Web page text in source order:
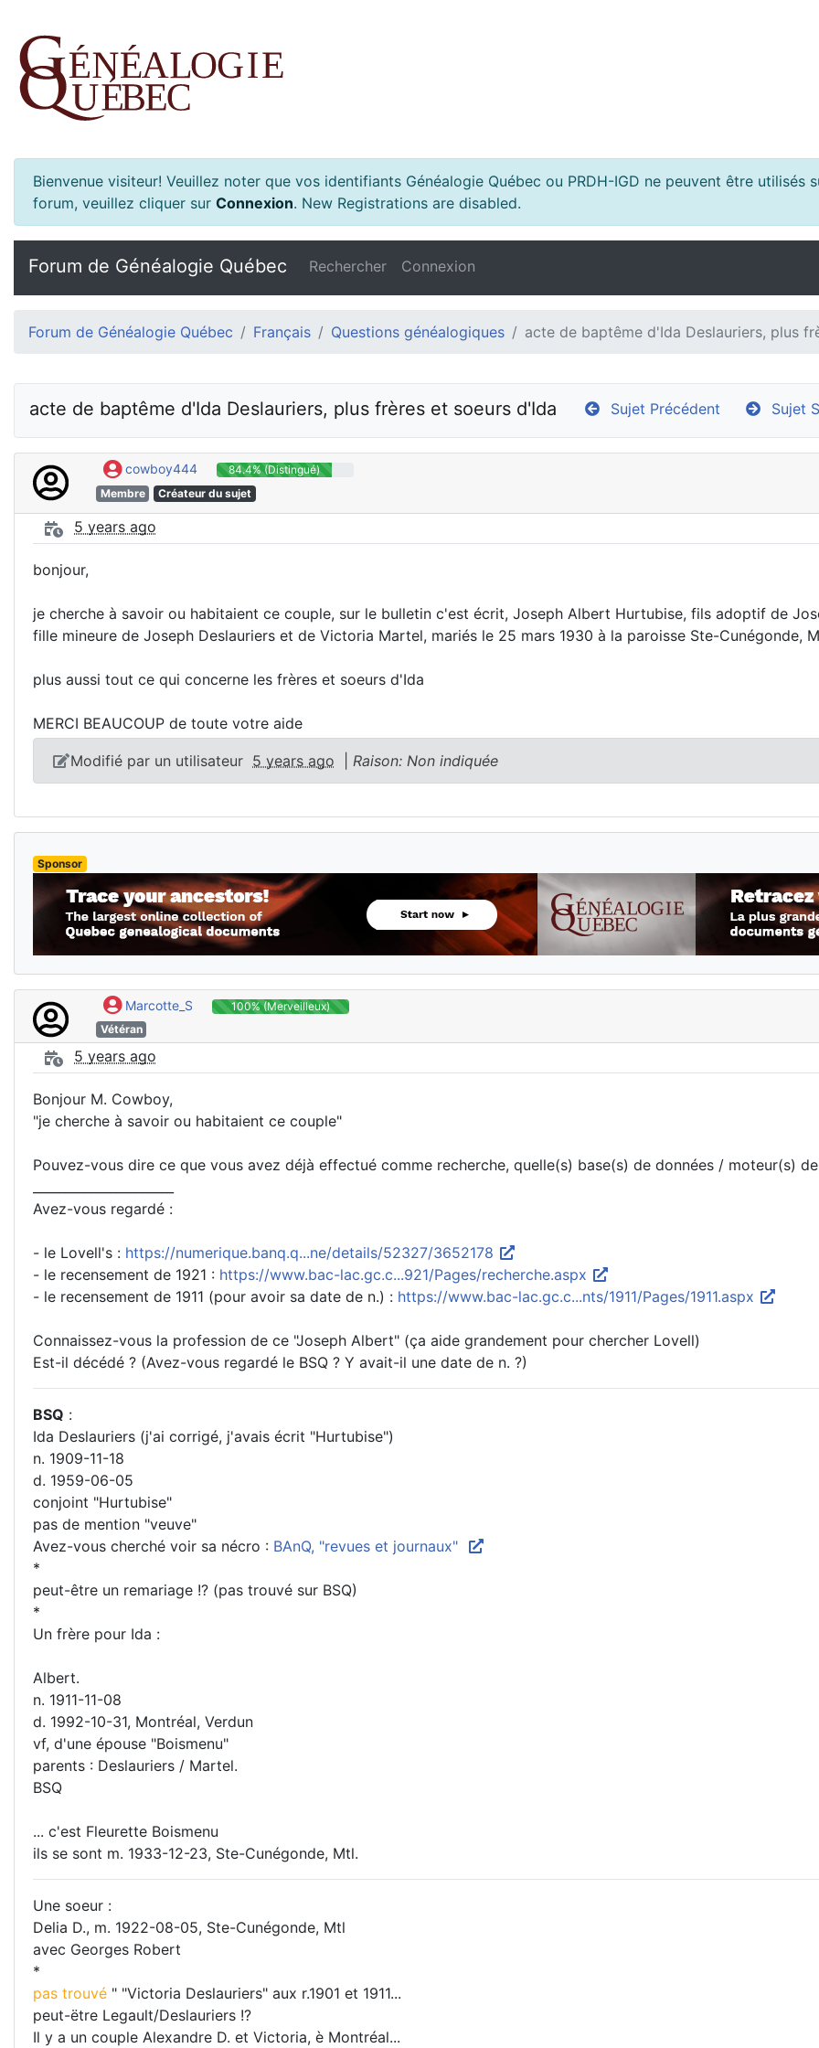
Bienvenue visiteur! Veuillez noter que vos identifiants Généalogie Québec ou PRDH-IGD ne peuvent être
forum, veuillez cliquer sur Connexion. New Registrations are disabled.
Forum de Généalogie Québec Rechercher Connexion
Forum de Généalogie Québec Français Questions généalogiques acte de baptême d'Ida Deslauriers, plus
acte de baptême d'Ida Deslauriers, plus frères et soeurs d'Ida Sujet Précédent Sujet
cowboy444
84.4% (Distingué)
Membre
Créateur du sujet
5 years ago
bonjour,
je cherche à savoir ou habitaient ce couple, sur le bulletin c'est écrit, Joseph Albert Hurtubise, fils adoptif de
fille mineure de Joseph Deslauriers et de Victoria Martel, mariés le 25 mars 1930 à la paroisse Ste-Cunégonde,
plus aussi tout ce qui concerne les frères et soeurs d'Ida
MERCI BEAUCOUP de toute votre aide
Modifié par un utilisateur 5 years ago Raison: Non indiquée
Sponsor
Marcotte_S
100% (Merveilleux)
Vétéran
5 years ago
Bonjour M. Cowboy,
"je cherche à savoir ou habitaient ce couple"
Pouvez-vous dire ce que vous avez déjà effectué comme recherche, quelle(s) base(s) de données / moteur(s)
Avez-vous regardé :
- le Lovell's : https://numerique.banq.q...ne/details/52327/3652178
- le recensement de 1921 : https://www.bac-lac.gc.c...921/Pages/recherche.aspx
- le recensement de 1911 (pour avoir sa date de n.) : https://www.bac-lac.gc.c...nts/1911/Pages/1911.aspx
Connaissez-vous la profession de ce "Joseph Albert" (ça aide grandement pour chercher Lovell)
Est-il décédé ? (Avez-vous regardé le BSQ ? Y avait-il une date de n. ?)
BSQ :
Ida Deslauriers (j'ai corrigé, j'avais écrit "Hurtubise")
n. 1909-11-18
d. 1959-06-05
conjoint "Hurtubise"
pas de mention "veuve"
Avez-vous cherché voir sa nécro : BAnQ, "revues et journaux"
*
peut-être un remariage !? (pas trouvé sur BSQ)
*
Un frère pour Ida :
Albert.
n. 1911-11-08
d. 1992-10-31, Montréal, Verdun
vf, d'une épouse "Boismenu"
parents : Deslauriers / Martel.
BSQ
... c'est Fleurette Boismenu
ils se sont m. 1933-12-23, Ste-Cunégonde, Mtl.
Une soeur :
Delia D., m. 1922-08-05, Ste-Cunégonde, Mtl
avec Georges Robert
*
pas trouvé " "Victoria Deslauriers" aux r.1901 et 1911...
peut-ëtre Legault/Deslauriers !?
Il y a un couple Alexandre D. et Victoria, è Montréal...